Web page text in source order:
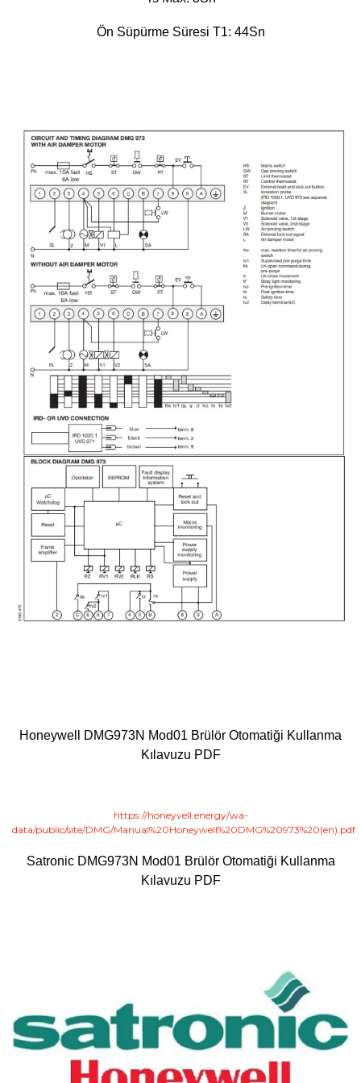
Ön Süpürme Süresi T1: 44Sn
Honeywell DMG973N Mod01 Brülör Otomatiği Kullanma
Kılavuzu PDF
https://honeyvell.energy/wa-
data/public/site/DMG/Manual%20Honeywell%20DMG%20973%20(en).pdf
Satronic DMG973N Mod01 Brülör Otomatiği Kullanma
Kılavuzu PDF